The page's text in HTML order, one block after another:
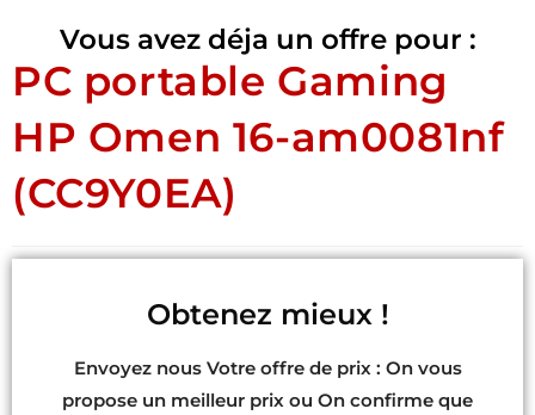
Vous avez déja un offre pour :
PC portable Gaming
HP Omen 16-am0081nf
(CC9Y0EA)
Obtenez mieux !
Envoyez nous Votre offre de prix : On vous
propose un meilleur prix ou On confirme que